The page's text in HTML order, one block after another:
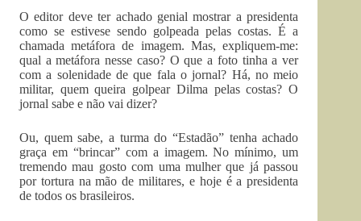
O editor deve ter achado genial mostrar a presidenta
como se estivese sendo golpeada pelas costas. É a
chamada metáfora de imagem. Mas, expliquem-me:
qual a metáfora nesse caso? O que a foto tinha a ver
com a solenidade de que fala o jornal? Há, no meio
militar, quem queira golpear Dilma pelas costas? O
jornal sabe e não vai dizer?
Ou, quem sabe, a turma do “Estadão” tenha achado
graça em “brincar” com a imagem. No mínimo, um
tremendo mau gosto com uma mulher que já passou
por tortura na mão de militares, e hoje é a presidenta
de todos os brasileiros.